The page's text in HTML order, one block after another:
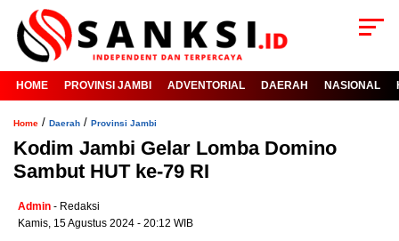
HOME PROVINSI JAMBI ADVENTORIAL DAERAH NASIONAL
Home / Daerah / Provinsi Jambi
Kodim Jambi Gelar Lomba Domino
Sambut HUT ke-79 RI
Admin - Redaksi
Kamis, 15 Agustus 2024 - 20:12 WIB